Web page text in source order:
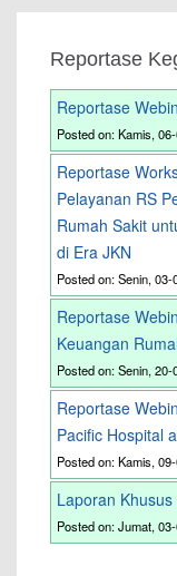
Reportase
Reportase
Posted on: Kamis,
Reportase
Pelayanan RS
Rumah Sakit
di Era JKN
Posted on: Senin, 03-
Reportase
Keuangan
Posted on: Senin, 20-
Reportase
Pacific Hospital
Posted on: Kamis,
Laporan
Posted on: Jumat,